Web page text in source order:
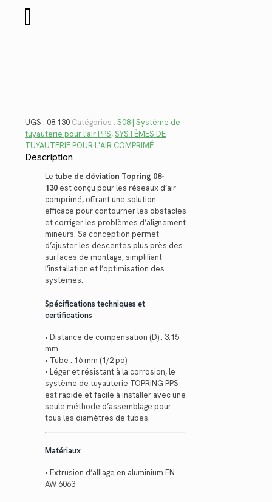
de
UGS : 08.130 Catégories : S08 | Système de
tuyauterie pour l'air PPS,SYSTÈMES DE
TUYAUTERIE POUR L'AIR COMPRIMÉ
Description
Letube de déviation Topring 08-
130 est conçu pour les réseaux d’air
comprimé, offrant une solution
efficace pour contourner les obstacles
et corriger les problèmes d’alignement
mineurs. Sa conception permet
d’ajuster les descentes plus près des
surfaces de montage, simplifiant
l’installation et l’optimisation des
systèmes.
Spécifications techniques et
certifications
• Distance de compensation (D) : 3.15
mm
• Tube : 16 mm (1/2 po)
• Léger et résistant à la corrosion, le
système de tuyauterie TOPRING PPS
est rapide et facile à installer avec une
seule méthode d’assemblage pour
tous les diamètres de tubes.
Matériaux
• Extrusion d’alliage en aluminium EN
AW 6063